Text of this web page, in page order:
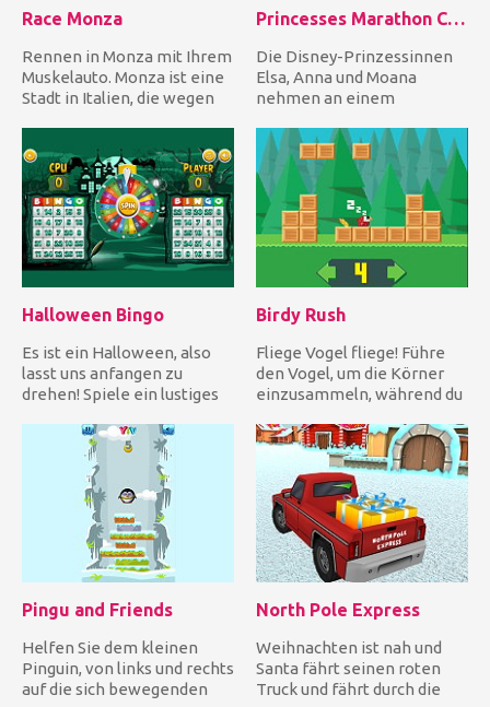
Race Monza
Rennen in Monza mit Ihrem
Muskelauto. Monza ist eine
Stadt in Italien, die wegen
Princesses Marathon Competition
Die Disney-Prinzessinnen
Elsa, Anna und Moana
nehmen an einem
dreien bei d...
Halloween Bingo
Es ist ein Halloween, also
lasst uns anfangen zu
drehen! Spiele ein lustiges
Birdy Rush
Fliege Vogel fliege! Führe
den Vogel, um die Körner
einzusammeln, während du
Pingu and Friends
Helfen Sie dem kleinen
Pinguin, von links und rechts
auf die sich bewegenden
North Pole Express
Weihnachten ist nah und
Santa fährt seinen roten
Truck und fährt durch die